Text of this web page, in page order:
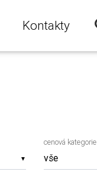
Kontakty
▼
cenová kategorie